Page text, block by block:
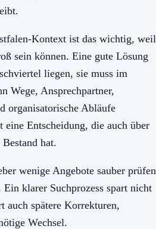
Kontext ist das wichtig, weil
sein können. Eine gute Lösung
liegen, sie muss im
Wege, Ansprechpartner,
organisatorische Abläufe
eine Entscheidung, die auch über
hat.
wenige Angebote sauber prüfen
klarer Suchprozess spart nicht
auch spätere Korrekturen,
Wechsel.